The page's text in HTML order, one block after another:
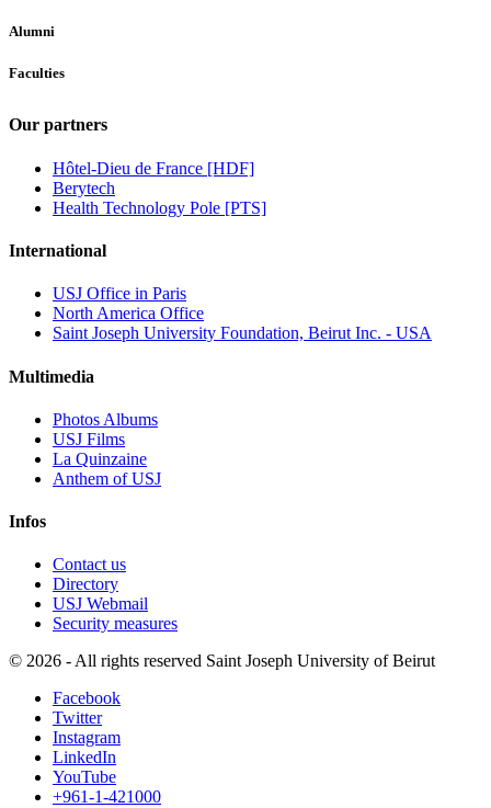
Alumni
Faculties
Our partners
Hôtel-Dieu de France [HDF]
Berytech
Health Technology Pole [PTS]
International
USJ Office in Paris
North America Office
Saint Joseph University Foundation, Beirut Inc. - USA
Multimedia
Photos Albums
USJ Films
La Quinzaine
Anthem of USJ
Infos
Contact us
Directory
USJ Webmail
Security measures
© 2026 - All rights reserved Saint Joseph University of Beirut
Facebook
Twitter
Instagram
LinkedIn
YouTube
+961-1-421000